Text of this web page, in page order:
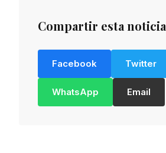
Compartir esta noticia
Facebook Twitter
WhatsApp Email